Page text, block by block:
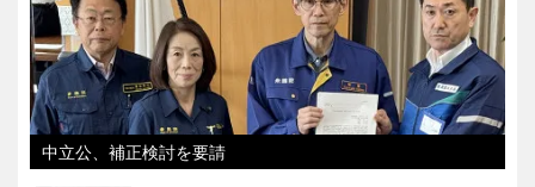
中立公、補正検討を要請